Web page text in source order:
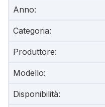
Anno:
Categoria:
Produttore:
Modello:
Disponibilità: